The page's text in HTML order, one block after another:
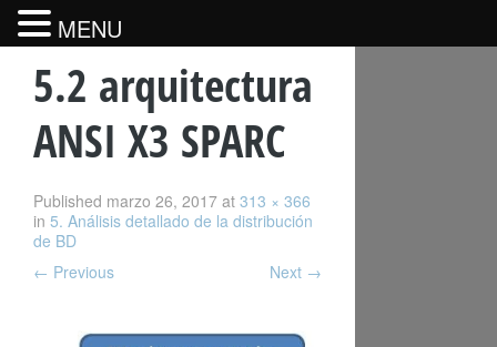
5.2 arquitectura
ANSI X3 SPARC
Published marzo 26, 2017 at 313 × 366
in 5. Análisis detallado de la distribución
de BD
← Previous Next →
MENU